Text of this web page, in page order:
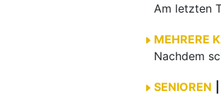
MEHRERE
SENIOREN